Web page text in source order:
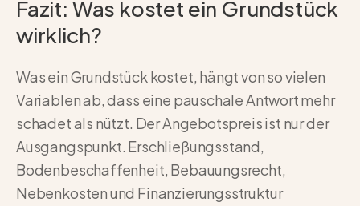
Fazit: Was kostet ein Grundstück
wirklich?
Was ein Grundstück kostet, hängt von so vielen
Variablen ab, dass eine pauschale Antwort mehr
schadet als nützt. Der Angebotspreis ist nur der
Ausgangspunkt. Erschließungsstand,
Bodenbeschaffenheit, Bebauungsrecht,
Nebenkosten und Finanzierungsstruktur